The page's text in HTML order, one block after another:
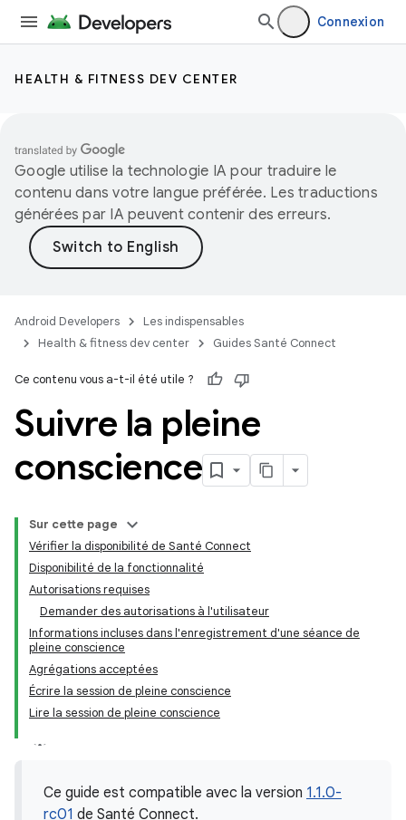
Connexion
HEALTH & FITNESS DEV CENTER
Google utilise la technologie IA pour traduire le
contenu dans votre langue préférée. Les traductions
générées par IA peuvent contenir des erreurs.
Android Developers
Les indispensables
Health & fitness dev center
Guides Santé Connect
Ce contenu vous a-t-il été utile ?
Suivre la pleine
conscience
Sur cette page
Vérifier la disponibilité de Santé Connect
Disponibilité de la fonctionnalité
Autorisations requises
Demander des autorisations à l'utilisateur
Informations incluses dans l'enregistrement d'une séance de
pleine conscience
Agrégations acceptées
Écrire la session de pleine conscience
Lire la session de pleine conscience
Ce guide est compatible avec la version 1.1.0-
rc01 de Santé Connect.